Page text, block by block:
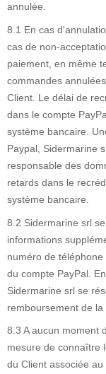
annulée.
8.1 En cas
cas de non-
paiement, en même
commandes
Client. Le délai de
dans le compte
système bancaire.
Paypal, Sidermarine
responsable des
retards dans le
système bancaire.
8.2 Sidermarine srl
informations
numéro de
du compte PayPal.
Sidermarine srl se
remboursement de la
8.3 A aucun moment
mesure de connaître
du Client associée